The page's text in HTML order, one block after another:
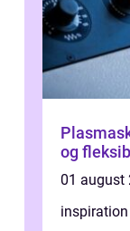
og
01 august
inspiration